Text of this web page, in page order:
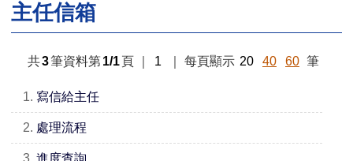
主任信箱
共3筆資料第1/1頁 1 每頁顯示 20 40 60 筆
1. 寫信給主任
2. 處理流程
3. 進度查詢